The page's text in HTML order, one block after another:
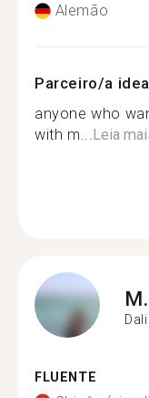
Alemão
Parceiro/a
anyone who
with m...Leia
M.
Dali
FLUENTE